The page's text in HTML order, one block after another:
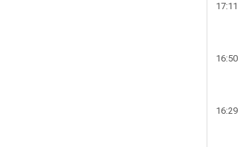
17:11
16:50
16:29